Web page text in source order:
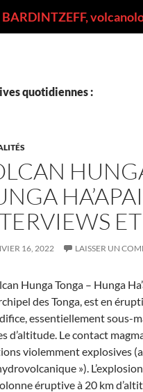
quotidiennes :
16, 2022 LAISSER UN
Hunga Tonga – Hunga
des Tonga, est en
essentiellement sous-
d’altitude. Le contact
violemment explosives
»).
éruptive à 20 km